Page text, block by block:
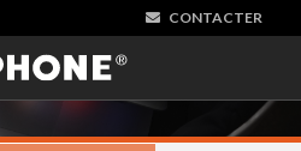
CONTACTER